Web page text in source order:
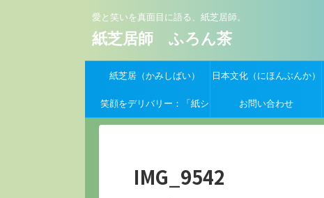
愛と笑いを真面目に語る、紙芝居師。
紙芝居師 ふろん茶
紙芝居（かみしばい） 日本文化（にほんぶんか）
笑顔をデリバリー：「紙シ お問い合わせ
IMG_9542